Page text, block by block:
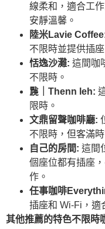
線柔和，適合工
安靜溫馨。
陸米Lavie
不限時並提供插座
恬逸沙灘: 這間咖
不限時。
䖙｜Thenn leh:
限時。
文鼎留聲咖啡廳:
不限時，但客滿
自己的房間: 這間
個座位都有插座
作。
任事咖啡
插座和 Wi-Fi，適
其他推薦的特色不限時